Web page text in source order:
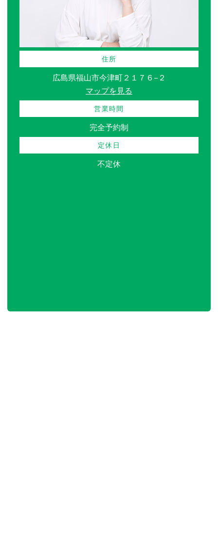
住所
広島県福山市今津町２１７６−２
マップを見る
営業時間
完全予約制
定休日
不定休